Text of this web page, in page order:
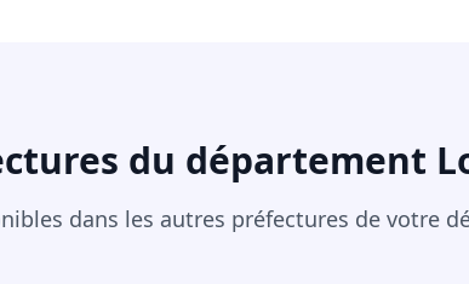
du département
dans les autres préfectures de votre